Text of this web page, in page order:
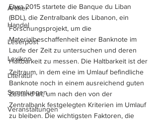
Artikel
Handel
Leserpost
Lexikon
Literatur
Sammlungen
Veranstaltungen
Etwa 2015 startete die Banque du Liban
(BDL), die Zentralbank des Libanon, ein
Forschungsprojekt, um die
Materialbeschaffenheit einer Banknote im
Laufe der Zeit zu untersuchen und deren
Haltbarkeit zu messen. Die Haltbarkeit ist der
Zeitraum, in dem eine im Umlauf befindliche
Banknote noch in einem ausreichend guten
Zustand ist, um nach den von der
Zentralbank festgelegten Kriterien im Umlauf
zu bleiben. Die wichtigsten Faktoren, die